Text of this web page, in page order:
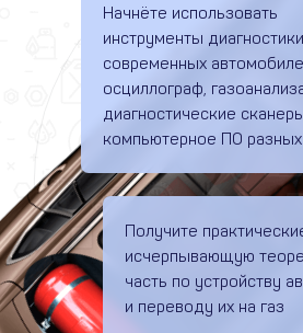
Начнёте использовать
инструменты диагностики
современных
осциллограф,
диагностические
компьютерное ПО
Получите
исчерпывающую
часть по устройству
и переводу их на газ